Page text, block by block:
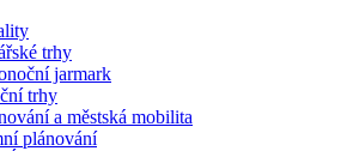
trhy
jarmark
trhy
a městská mobilita
plánování